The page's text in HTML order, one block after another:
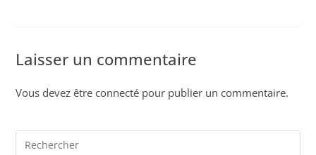
Laisser un commentaire
Vous devez êtreconnecté pour publier un commentaire.